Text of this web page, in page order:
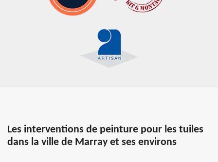
Les interventions de peinture pour les tuiles
dans la ville de Marray et ses environs